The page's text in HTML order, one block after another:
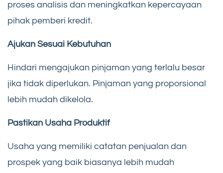
proses analisis dan meningkatkan kepercayaan
pihak pemberi kredit.
Ajukan Sesuai Kebutuhan
Hindari mengajukan pinjaman yang terlalu besar
jika tidak diperlukan. Pinjaman yang proporsional
lebih mudah dikelola.
Pastikan Usaha Produktif
Usaha yang memiliki catatan penjualan dan
prospek yang baik biasanya lebih mudah